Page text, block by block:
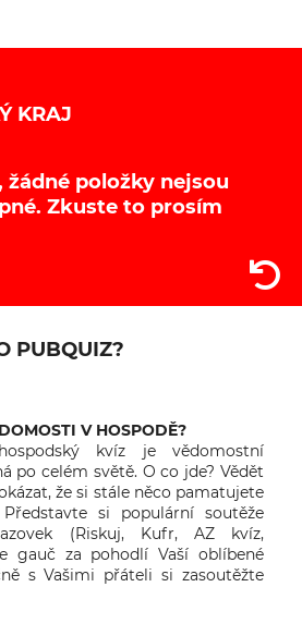
KRAJ
žádné položky nejsou
Zkuste to prosím
PUBQUIZ?
V HOSPODĚ?
kvíz je vědomostní
po celém světě. O co jde? Vědět
že si stále něco pamatujete
si populární soutěže
(Riskuj, Kufr, AZ kvíz,
gauč za pohodlí Vaší oblíbené
s Vašimi přáteli si zasoutěžte